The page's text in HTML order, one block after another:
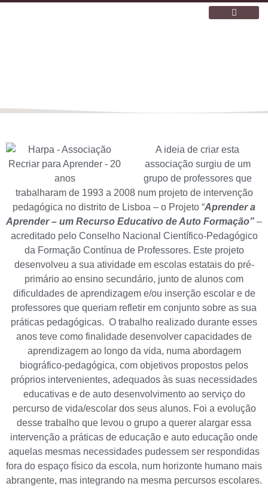
A ideia de criar esta
associação surgiu de um
grupo de professores que
trabalharam de 1993 a 2008 num projeto de intervenção
pedagógica no distrito de Lisboa – o Projeto “Aprender a
Aprender – um Recurso Educativo de Auto Formação” –
acreditado pelo Conselho Nacional Científico-Pedagógico
da Formação Contínua de Professores. Este projeto
desenvolveu a sua atividade em escolas estatais do pré-
primário ao ensino secundário, junto de alunos com
dificuldades de aprendizagem e/ou inserção escolar e de
professores que queriam refletir em conjunto sobre as sua
práticas pedagógicas. O trabalho realizado durante esses
anos teve como finalidade desenvolver capacidades de
aprendizagem ao longo da vida, numa abordagem
biográfico-pedagógica, com objetivos propostos pelos
próprios intervenientes, adequados às suas necessidades
educativas e de auto desenvolvimento ao serviço do
percurso de vida/escolar dos seus alunos. Foi a evolução
desse trabalho que levou o grupo a querer alargar essa
intervenção a práticas de educação e auto educação onde
aquelas mesmas necessidades pudessem ser respondidas
fora do espaço físico da escola, num horizonte humano mais
abrangente, mas integrando na mesma percursos escolares.